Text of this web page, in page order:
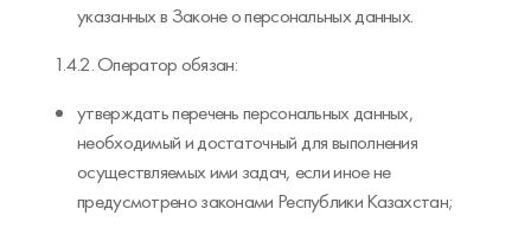
указанных в Законе о персональных данных.
1.4.2. Оператор обязан:
утверждать перечень персональных данных,
необходимый и достаточный для выполнения
осуществляемых ими задач, если иное не
предусмотрено законами Республики Казахстан;